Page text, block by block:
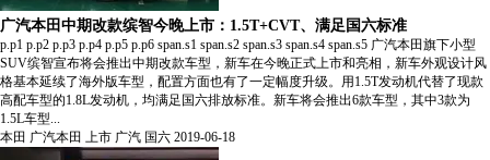
广汽本田中期改款缤智今晚上市：1.5T+CVT、满足国六标准
p.p1 p.p2 p.p3 p.p4 p.p5 p.p6 span.s1 span.s2 span.s3 span.s4 span.s5 广汽本田旗下小型
SUV缤智宣布将会推出中期改款车型，新车在今晚正式上市和亮相，新车外观设计风
格基本延续了海外版车型，配置方面也有了一定幅度升级。用1.5T发动机代替了现款
高配车型的1.8L发动机，均满足国六排放标准。新车将会推出6款车型，其中3款为
1.5L车型...
本田 广汽本田 上市 广汽 国六 2019-06-18